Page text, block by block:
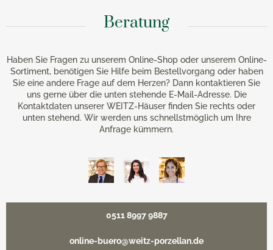
Beratung
Haben Sie Fragen zu unserem Online-Shop oder unserem Online-
Sortiment, benötigen Sie Hilfe beim Bestellvorgang oder haben
Sie eine andere Frage auf dem Herzen? Dann kontaktieren Sie
uns gerne über die unten stehende E-Mail-Adresse. Die
Kontaktdaten unserer WEITZ-Häuser finden Sie rechts oder
unten stehend. Wir werden uns schnellstmöglich um Ihre
Anfrage kümmern.
0511 8997 9887
online-buero@weitz-porzellan.de